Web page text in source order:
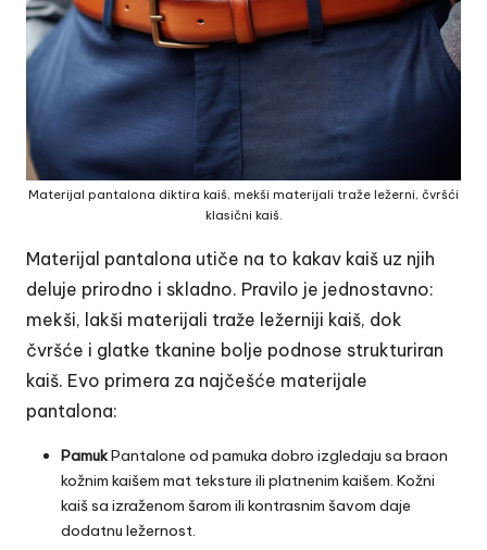
Materijal pantalona diktira kaiš, mekši materijali traže ležerni, čvršći
klasični kaiš.
Materijal pantalona utiče na to kakav kaiš uz njih
deluje prirodno i skladno. Pravilo je jednostavno:
mekši, lakši materijali traže ležerniji kaiš, dok
čvršće i glatke tkanine bolje podnose strukturiran
kaiš. Evo primera za najčešće materijale
pantalona:
PamukPantalone od pamuka dobro izgledaju sa braon
kožnim kaišem mat teksture ili platnenim kaišem. Kožni
kaiš sa izraženom šarom ili kontrasnim šavom daje
dodatnu ležernost.